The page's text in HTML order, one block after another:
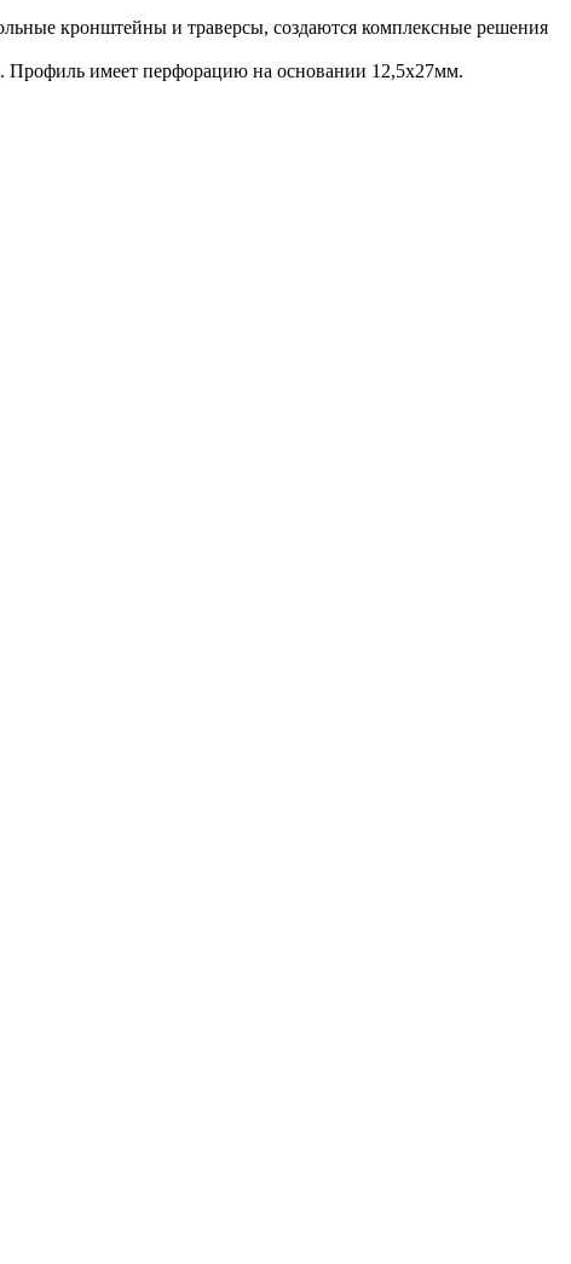
кронштейны и траверсы, создаются комплексные решения
Профиль имеет перфорацию на основании 12,5х27мм.